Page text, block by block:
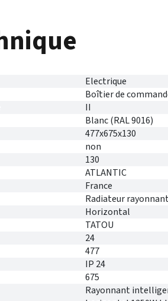
Electrique
Boîtier de
II
Blanc (RAL 9016)
477x675x130
non
130
ATLANTIC
France
Radiateur
Horizontal
TATOU
24
477
IP 24
675
Rayonnant